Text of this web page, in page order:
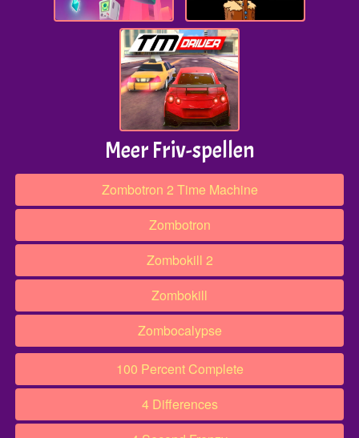
Meer Friv-spellen
Zombotron 2 Time Machine
Zombotron
Zombokill 2
Zombokill
Zombocalypse
100 Percent Complete
4 Differences